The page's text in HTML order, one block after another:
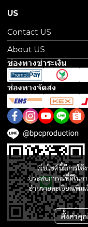
เว็บไซต์นี้มีการใ
ประสบการณ์ที่ดีในกา
อ่านรายละเอียดเพิ่ม
ตั้งค่าคุก
US
Contact US
About US
ช่องทางชำระเงิน
ช่องทางจัดส่ง
@bpcproduction